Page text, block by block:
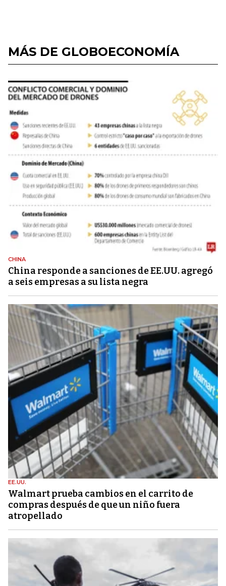
MÁS DE GLOBOECONOMÍA
CHINA
China responde a sanciones de EE.UU. agregó
a seis empresas a su lista negra
EE.UU.
Walmart prueba cambios en el carrito de
compras después de que un niño fuera
atropellado